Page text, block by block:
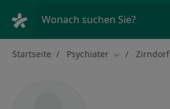
Wonach suchen Sie?
Startseite Psychiater Stadt ändern
Zirndorf